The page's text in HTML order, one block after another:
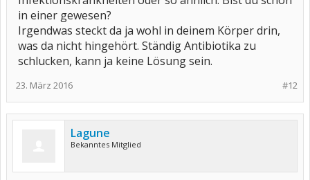
in einer gewesen?
Irgendwas steckt da ja wohl in deinem Körper drin,
was da nicht hingehört. Ständig Antibiotika zu
schlucken, kann ja keine Lösung sein.
#12
23. März 2016
Lagune
Bekanntes Mitglied